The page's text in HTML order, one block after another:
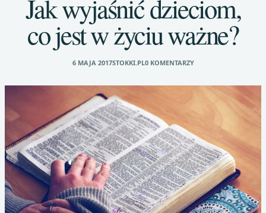
Jak wyjaśnić dzieciom,
co jest w życiu ważne?
6 MAJA 2017STOKKI.PL0 KOMENTARZY